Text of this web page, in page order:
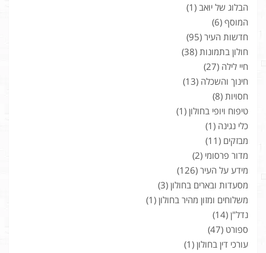
הבלוג של יואב (1)
המוסף (6)
חדשות העיר (95)
חולון בתמונות (38)
חיי לילה (27)
חינוך והשכלה (13)
חסויות (8)
טיפוח ויופי בחולון (1)
כלי נגינה (1)
מבזקים (11)
מדור פרסומי (2)
מידע על העיר (126)
מסעדות ובארים בחולון (3)
משלוחים ומזון מהיר בחולון (1)
נדל"ן (14)
ספורט (47)
עורכי דין בחולון (1)